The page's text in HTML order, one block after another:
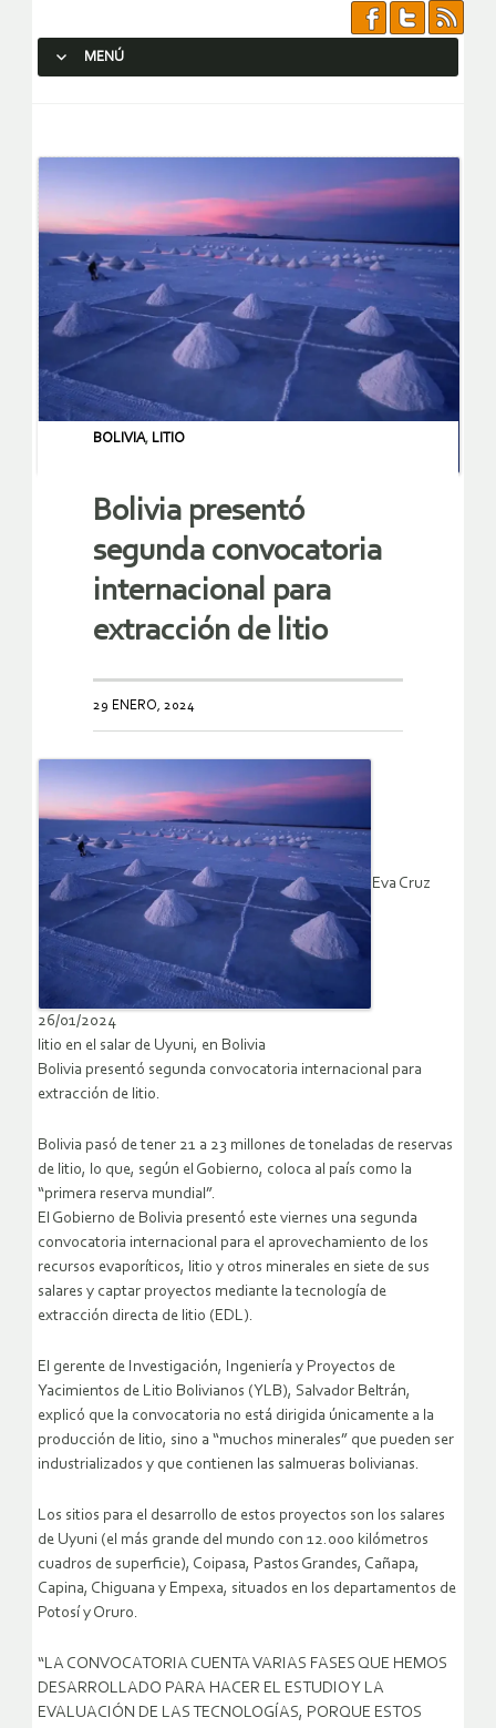
MENÚ
BOLIVIA, LITIO
Bolivia presentó
segunda convocatoria
internacional para
extracción de litio
29 ENERO, 2024
Eva Cruz
26/01/2024
litio en el salar de Uyuni, en Bolivia
Bolivia presentó segunda convocatoria internacional para
extracción de litio.
Bolivia pasó de tener 21 a 23 millones de toneladas de reservas
de litio, lo que, según el Gobierno, coloca al país como la
“primera reserva mundial”.
El Gobierno de Bolivia presentó este viernes una segunda
convocatoria internacional para el aprovechamiento de los
recursos evaporíticos, litio y otros minerales en siete de sus
salares y captar proyectos mediante la tecnología de
extracción directa de litio (EDL).
El gerente de Investigación, Ingeniería y Proyectos de
Yacimientos de Litio Bolivianos (YLB), Salvador Beltrán,
explicó que la convocatoria no está dirigida únicamente a la
producción de litio, sino a “muchos minerales” que pueden ser
industrializados y que contienen las salmueras bolivianas.
Los sitios para el desarrollo de estos proyectos son los salares
de Uyuni (el más grande del mundo con 12.000 kilómetros
cuadros de superficie), Coipasa, Pastos Grandes, Cañapa,
Capina, Chiguana y Empexa, situados en los departamentos de
Potosí y Oruro.
“LA CONVOCATORIA CUENTA VARIAS FASES QUE HEMOS
DESARROLLADO PARA HACER EL ESTUDIO Y LA
EVALUACIÓN DE LAS TECNOLOGÍAS, PORQUE ESTOS